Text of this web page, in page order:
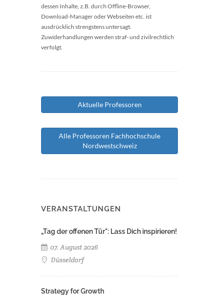
dessen Inhalte, z.B. durch Offline-Browser,
Download-Manager oder Webseiten etc. ist
ausdrücklich strengstens untersagt.
Zuwiderhandlungen werden straf- und zivilrechtlich
verfolgt.
Aktuelle Professoren
Alle Professoren Fachhochschule
Nordwestschweiz
VERANSTALTUNGEN
„Tag der offenen Tür": Lass Dich inspirieren!
07. August 2026
Düsseldorf
Strategy for Growth